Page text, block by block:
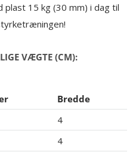
15 kg (30 mm) i dag til
VÆGTE (CM):
Bredde
4
4